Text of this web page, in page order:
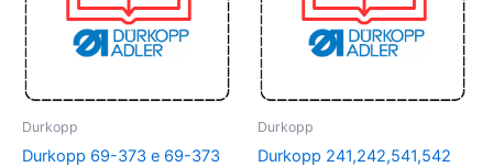
Durkopp
Durkopp 69-373 e 69-373
Durkopp
Durkopp 241,242,541,542